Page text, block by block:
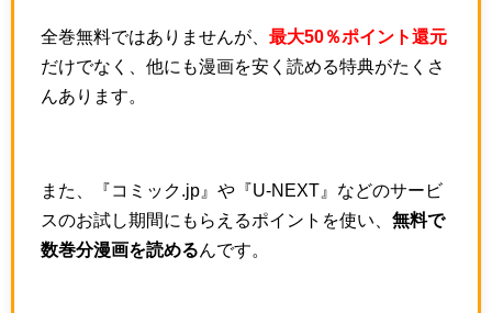
全巻無料ではありませんが、 最大50％ポイント還元
だけでなく、他にも漫画を安く読める特典がたくさ
んあります。
また、『コミック.jp』や『U-NEXT』などのサービ
スのお試し期間にもらえるポイントを使い、 無料で
数巻分漫画を読めるんです。